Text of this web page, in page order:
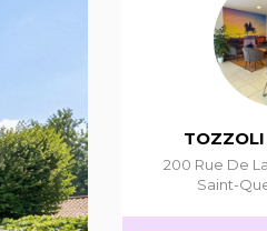
200 Rue De
Saint-